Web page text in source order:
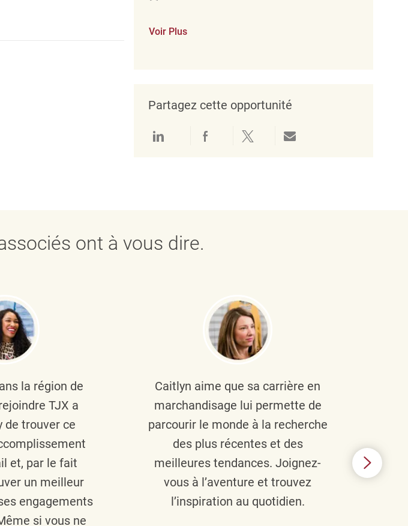
Voir Plus
Partagez cette opportunité
Partager via LinkedInPartager via Facebook
Partager via twitterPartager par e-mail
ont à vous dire.
la région de
TJX a
de trouver ce
et, par le fait
un meilleur
engagements
si vous ne
Caitlyn aime que sa carrière en
marchandisage lui permette de
parcourir le monde à la recherche
des plus récentes et des
meilleures tendances. Joignez-
vous à l’aventure et trouvez
l’inspiration au quotidien.